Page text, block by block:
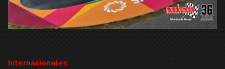
Internacionales